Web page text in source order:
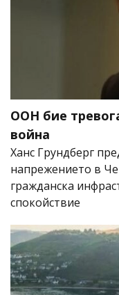
ООН бие
война
Ханс Грундберг
напрежението в
гражданска
спокойствие